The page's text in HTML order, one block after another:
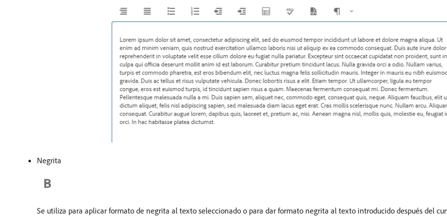
Negrita
Se utiliza para aplicar formato de negrita al texto seleccionado o para dar formato negrita al texto introducido después del